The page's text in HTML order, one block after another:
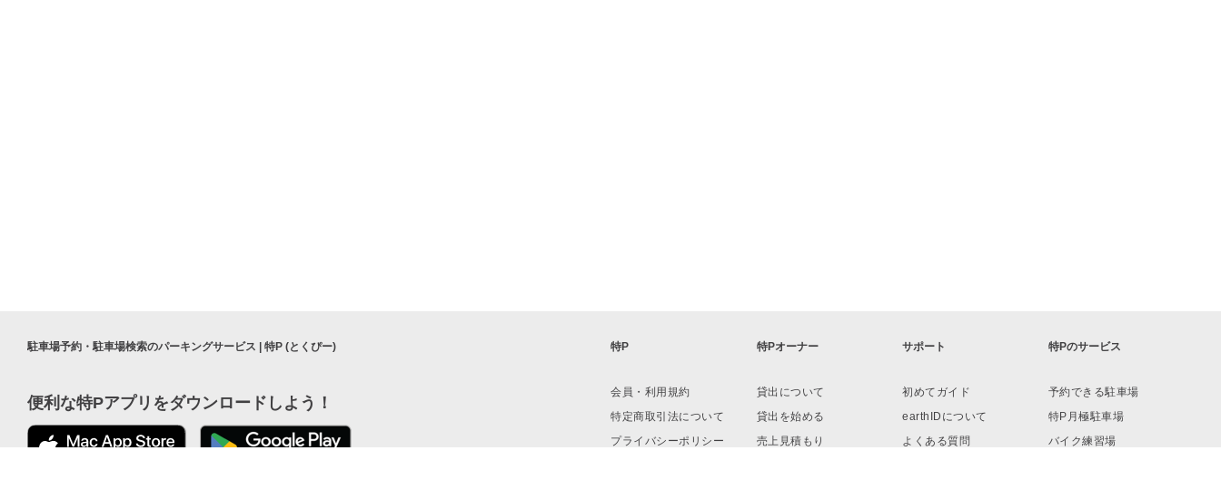
駐車場予約・駐車場検索のパーキングサービス | 特P (とくぴー)
便利な特Pアプリをダウンロードしよう！
特P
会員・利用規約
特定商取引法について
プライバシーポリシー
特Pオーナー
貸出について
貸出を始める
売上見積もり
サポート
初めてガイド
earthIDについて
よくある質問
特Pのサービス
予約できる駐車場
特P月極駐車場
バイク練習場